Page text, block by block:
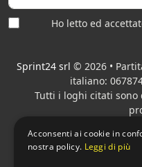
Ho letto ed
Sprint24 srl © 2026 •
italiano:
Tutti i loghi citati
elettronica
Acconsenti ai cookie in
nostra policy. Leggi di più